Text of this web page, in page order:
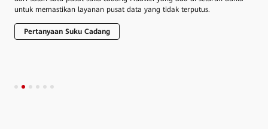
untuk memastikan layanan pusat data yang tidak terputus.
Pertanyaan Suku Cadang